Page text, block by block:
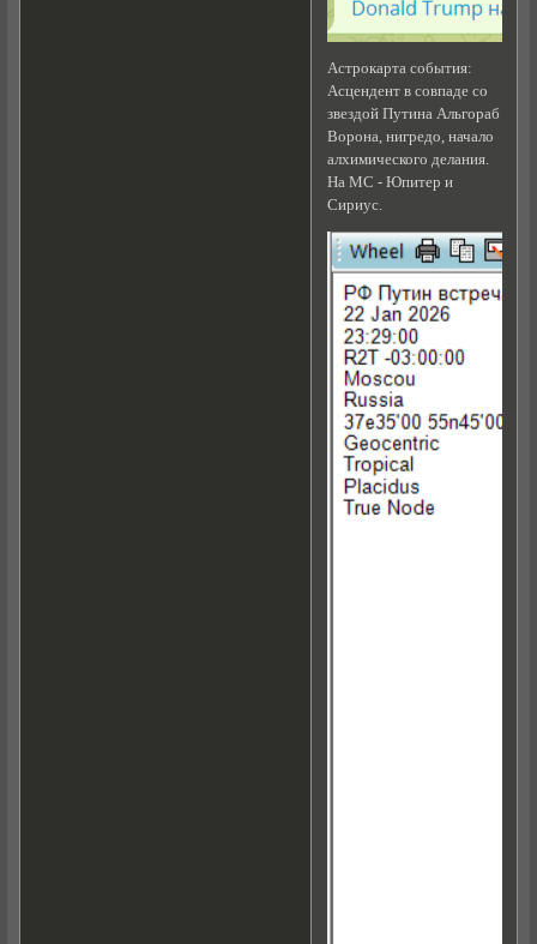
Астрокарта события:
Асцендент в совпаде со
звездой Путина Альгораб
Ворона, нигредо, начало
алхимического делания.
На МС - Юпитер и
Сириус.